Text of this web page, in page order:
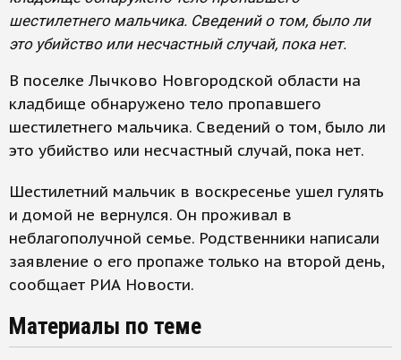
шестилетнего мальчика. Сведений о том, было ли
это убийство или несчастный случай, пока нет.
В поселке Лычково Новгородской области на
кладбище обнаружено тело пропавшего
шестилетнего мальчика. Сведений о том, было ли
это убийство или несчастный случай, пока нет.
Шестилетний мальчик в воскресенье ушел гулять
и домой не вернулся. Он проживал в
неблагополучной семье. Родственники написали
заявление о его пропаже только на второй день,
сообщает РИА Новости.
Материалы по теме